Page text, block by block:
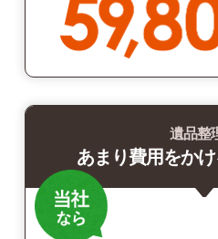
遺品整
あまり費用をか